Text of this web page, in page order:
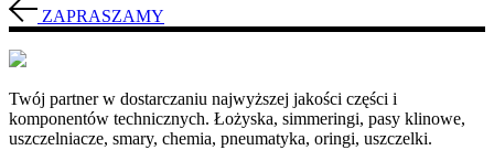
ZAPRASZAMY
Twój partner w dostarczaniu najwyższej jakości części i
komponentów technicznych. Łożyska, simmeringi, pasy klinowe,
uszczelniacze, smary, chemia, pneumatyka, oringi, uszczelki.